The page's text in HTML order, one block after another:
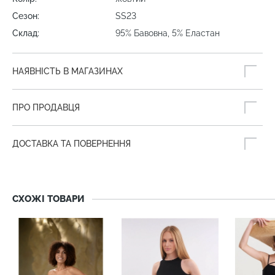
Сезон:
SS23
Склад:
95% Бавовна, 5% Еластан
НАЯВНІСТЬ В МАГАЗИНАХ
ПРО ПРОДАВЦЯ
ДОСТАВКА ТА ПОВЕРНЕННЯ
СХОЖІ ТОВАРИ